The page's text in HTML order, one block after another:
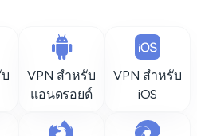
VPN สำหรับ
แอนดรอยด์
VPN สำหรับ
iOS